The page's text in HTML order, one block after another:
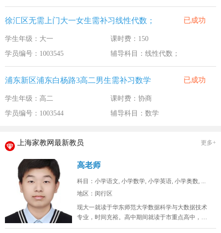
徐汇区无需上门大一女生需补习线性代数； 已成功
学生年级：大一
课时费：150
学员编号：1003545
辅导科目：线性代数；
浦东新区浦东白杨路3高二男生需补习数学 已成功
学生年级：高二
课时费：协商
学员编号：1003544
辅导科目：数学
上海家教网最新教员 更多+
高老师
科目：小学语文, 小学数学, 小学英语, 小学奥数, ...
地区：闵行区
现大一就读于华东师范大学数据科学与大数据技术
专业，时间充裕。高中期间就读于市重点高中，总
分常年保持在年极段A+水平，数学...